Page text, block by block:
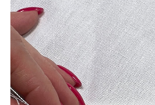
НОВИНКИ